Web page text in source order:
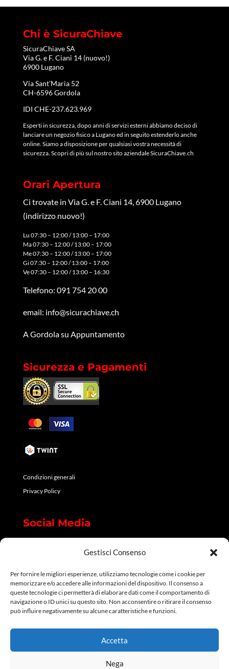
Gestisci Consenso
Per fornire le migliori esperienze, utilizziamo tecnologie come i cookie per
memorizzare e/o accedere alle informazioni del dispositivo. Il consenso a
queste tecnologie ci permetterà di elaborare dati come il comportamento di
navigazione o ID unici su questo sito. Non acconsentire o ritirare il consenso
può influire negativamente su alcune caratteristiche e funzioni.
Accetta
Nega
Chi è SicuraChiave
SicuraChiave SA
Via G. e F. Ciani 14 (nuovo!)
6900 Lugano
Via Sant’Maria 52
CH-6596 Gordola
IDI CHE-237.623.969
Esperti in sicurezza, dopo anni di servizi esterni abbiamo deciso di
lanciare un negozio fisico a Lugano ed in seguito estenderlo anche
online. Siamo a disposizione per qualsiasi vostra necessità di
sicurezza. Scopri di più sul nostro sito aziendaleSicuraChiave.ch
Orari Apertura
Ci trovate in Via G. e F. Ciani 14, 6900 Lugano
(indirizzo nuovo!)
Lu 07:30 – 12:00 / 13:00 – 17:00
Ma 07:30 – 12:00 / 13:00 – 17:00
Me 07:30 – 12:00 / 13:00 – 17:00
Gi 07:30 – 12:00 / 13:00 – 17:00
Ve 07:30 – 12:00 / 13:00 – 16:30
Telefono: 091 754 20 00
email: info@sicurachiave.ch
A Gordola su Appuntamento
Sicurezza e Pagamenti
Condizioni generali
Privacy Policy
Social Media
Facebook
LinkedIn